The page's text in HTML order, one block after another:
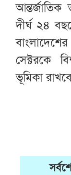
আন্তর্জাতিক
দীর্ঘ ২৪
সেক্টরকে
ভূমিকা